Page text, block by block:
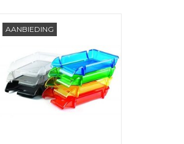
AANBIEDING
transparant groen
TOEVOEGEN AAN
WINKELWAGEN